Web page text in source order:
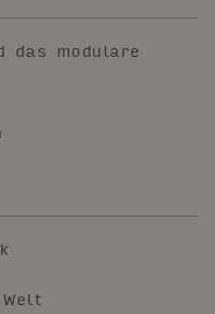
das modulare